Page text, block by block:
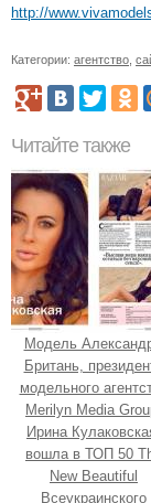
http://
Категории: агентство
Читайте также
Модель
Британь,
модельного
Merilyn Media
Ирина
вошла в ТОП 50
New Beautiful
Всеукраинского